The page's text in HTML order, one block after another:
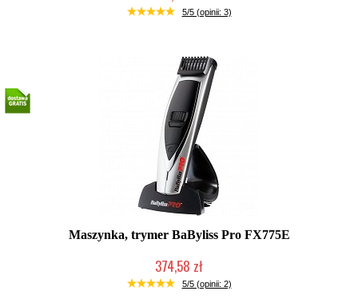
Produkt wycofany
5/5 (opinii: 3)
Maszynka, trymer BaByliss Pro FX775E
374,58 zł
Produkt wycofany
5/5 (opinii: 2)